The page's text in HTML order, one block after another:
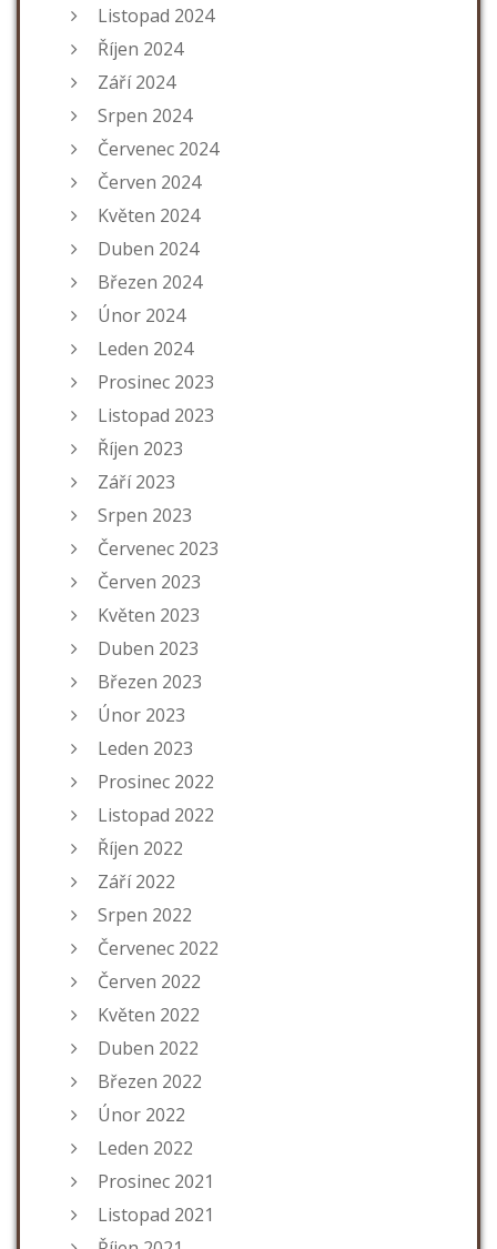
Listopad 2024
Říjen 2024
Září 2024
Srpen 2024
Červenec 2024
Červen 2024
Květen 2024
Duben 2024
Březen 2024
Únor 2024
Leden 2024
Prosinec 2023
Listopad 2023
Říjen 2023
Září 2023
Srpen 2023
Červenec 2023
Červen 2023
Květen 2023
Duben 2023
Březen 2023
Únor 2023
Leden 2023
Prosinec 2022
Listopad 2022
Říjen 2022
Září 2022
Srpen 2022
Červenec 2022
Červen 2022
Květen 2022
Duben 2022
Březen 2022
Únor 2022
Leden 2022
Prosinec 2021
Listopad 2021